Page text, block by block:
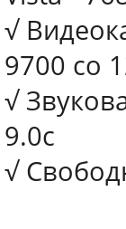
√
9700 со
√
9.0с
√